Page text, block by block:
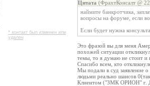
* контакт был изменен или
удален
Цитата (ФрахтКонсалт @
наймите банкротчика,
вопросы на форуме, если
Если будет нужна
Это фразой вы для меня
похожей ситуации
темы, то я думаю не стоит и
Спасибо всем, кто
Мы подали в суд заявление
людьми реально шансов
Клиентом ("ЗМК ОРИОН" г.